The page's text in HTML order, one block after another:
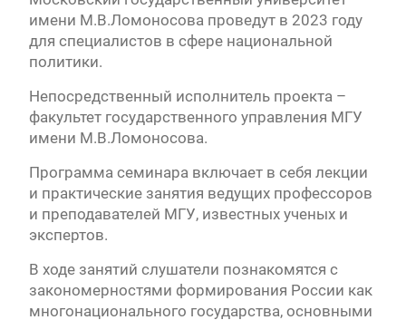
имени М.В.Ломоносова проведут в 2023 году
для специалистов в сфере национальной
политики.
Непосредственный исполнитель проекта –
факультет государственного управления МГУ
имени М.В.Ломоносова.
Программа семинара включает в себя лекции
и практические занятия ведущих профессоров
и преподавателей МГУ, известных ученых и
экспертов.
В ходе занятий слушатели познакомятся с
закономерностями формирования России как
многонационального государства, основными